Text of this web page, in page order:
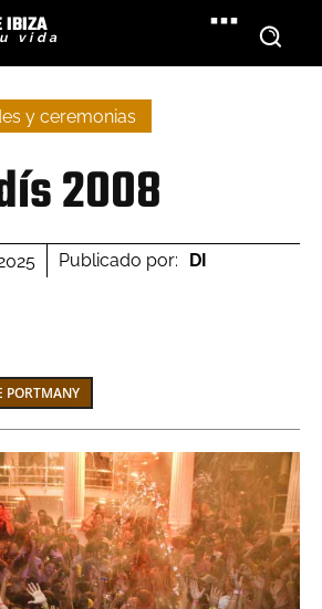
IBIZA
vida
y ceremonias
2008
Publicado por: DI
PORTMANY